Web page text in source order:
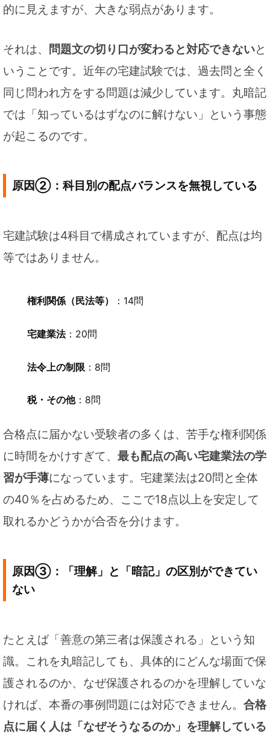
的に見えますが、大きな弱点があります。
それは、 問題文の切り口が変わると対応できないと
いうことです。近年の宅建試験では、過去問と全く
同じ問われ方をする問題は減少しています。丸暗記
では「知っているはずなのに解けない」という事態
が起こるのです。
原因②：科目別の配点バランスを無視している
宅建試験は4科目で構成されていますが、配点は均
等ではありません。
権利関係（民法等） ：14問
宅建業法：20問
法令上の制限 ：8問
税・その他：8問
合格点に届かない受験者の多くは、苦手な権利関係
に時間をかけすぎて、 最も配点の高い宅建業法の学
習が手薄になっています。宅建業法は20問と全体
の40％を占めるため、ここで18点以上を安定して
取れるかどうかが合否を分けます。
原因③：「理解」と「暗記」の区別ができてい
ない
たとえば「善意の第三者は保護される」という知
識。これを丸暗記しても、具体的にどんな場面で保
護されるのか、なぜ保護されるのかを理解していな
ければ、本番の事例問題には対応できません。 合格
点に届く人は「なぜそうなるのか」を理解している